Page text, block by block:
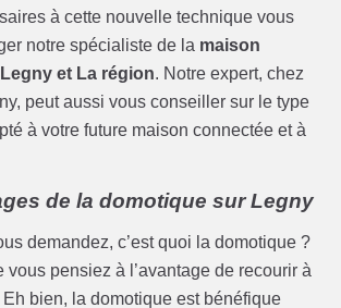
à cette nouvelle technique vous
notre spécialiste de la maison
et La région. Notre expert, chez
peut aussi vous conseiller sur le type
à votre future maison connectée et à
de la domotique sur Legny
demandez, c’est quoi la domotique ?
vous pensiez à l’avantage de recourir à
bien, la domotique est bénéfique